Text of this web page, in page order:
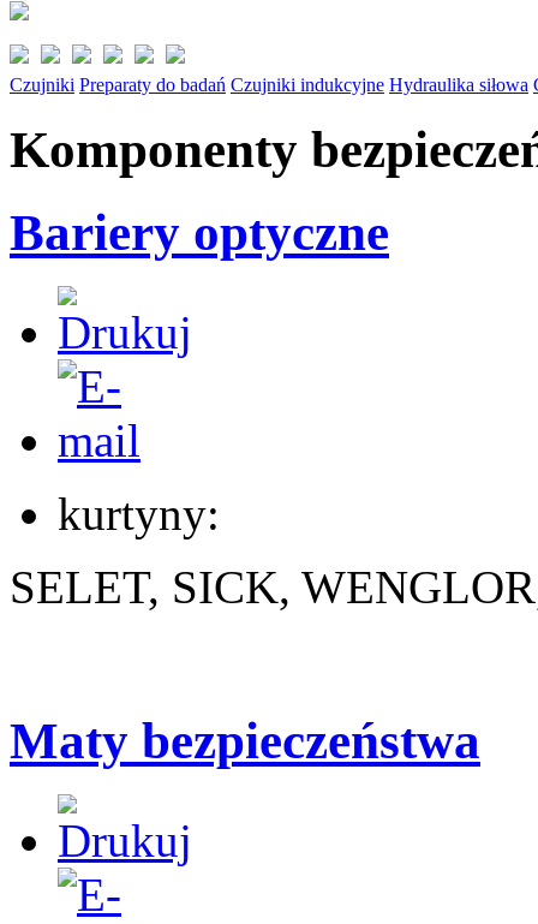
Czujniki Preparaty do badań Czujniki indukcyjne Hydraulika siłowa
Komponenty
Bariery optyczne
kurtyny:
SELET, SICK,
Maty bezpieczeństwa